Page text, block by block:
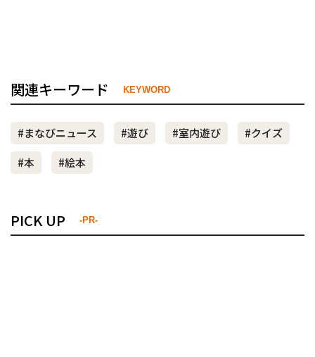
関連キーワード KEYWORD
#まなびニュース #遊び #室内遊び
#クイズ
#本
#絵本
PICK UP -PR-